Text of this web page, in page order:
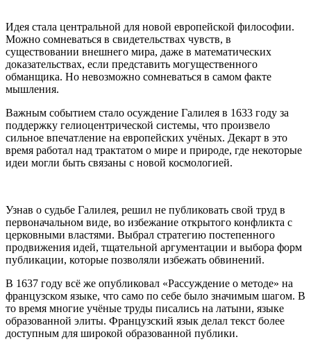
Идея стала центральной для новой европейской философии.
Можно сомневаться в свидетельствах чувств, в
существовании внешнего мира, даже в математических
доказательствах, если представить могущественного
обманщика. Но невозможно сомневаться в самом факте
мышления.
Важным событием стало осуждение Галилея в 1633 году за
поддержку гелиоцентрической системы, что произвело
сильное впечатление на европейских учёных. Декарт в это
время работал над трактатом о мире и природе, где некоторые
идеи могли быть связаны с новой космологией.
Узнав о судьбе Галилея, решил не публиковать свой труд в
первоначальном виде, во избежание открытого конфликта с
церковными властями. Выбрал стратегию постепенного
продвижения идей, тщательной аргументации и выбора форм
публикации, которые позволяли избежать обвинений.
В 1637 году всё же опубликовал «Рассуждение о методе» на
французском языке, что само по себе было значимым шагом. В
то время многие учёные труды писались на латыни, языке
образованной элиты. Французский язык делал текст более
доступным для широкой образованной публики.